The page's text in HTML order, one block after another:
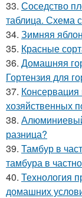
33. Соседство
таблица. Схема
34. Зимняя
35. Красные
36. Домашняя
Гортензия для
37.
хозяйственных
38.
разница?
39. Тамбур в
тамбура в
40. Технология
домашних